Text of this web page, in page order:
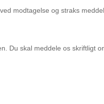
modtagelse og straks
Du skal meddele os skriftligt